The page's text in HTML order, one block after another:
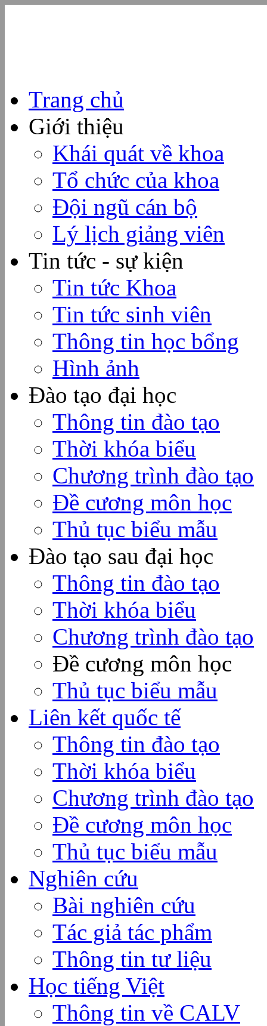
Trang chủ
Giới thiệu
Khái quát về khoa
Tổ chức của khoa
Đội ngũ cán bộ
Lý lịch giảng viên
Tin tức - sự kiện
Tin tức Khoa
Tin tức sinh viên
Thông tin học bổng
Hình ảnh
Đào tạo đại học
Thông tin đào tạo
Thời khóa biểu
Chương trình đào tạo
Đề cương môn học
Thủ tục biểu mẫu
Đào tạo sau đại học
Thông tin đào tạo
Thời khóa biểu
Chương trình đào tạo
Đề cương môn học
Thủ tục biểu mẫu
Liên kết quốc tế
Thông tin đào tạo
Thời khóa biểu
Chương trình đào tạo
Đề cương môn học
Thủ tục biểu mẫu
Nghiên cứu
Bài nghiên cứu
Tác giả tác phẩm
Thông tin tư liệu
Học tiếng Việt
Thông tin về CALV